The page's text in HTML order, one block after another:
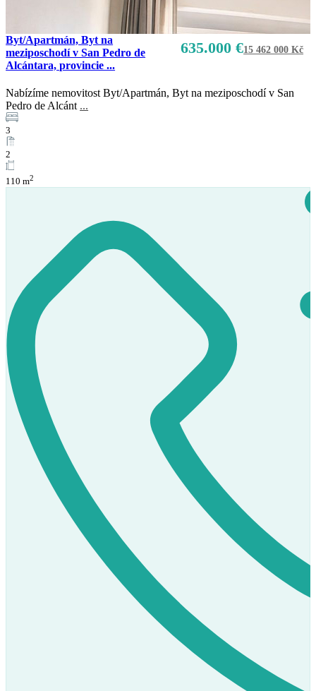
Prodej
K dispozici
635.000 €15 462 000 Kč
Byt/Apartmán, Byt na
meziposchodí v San Pedro de
Alcántara, provincie ...
Nabízíme nemovitost Byt/Apartmán, Byt na meziposchodí v San
Pedro de Alcánt ...
3
2
110 m2